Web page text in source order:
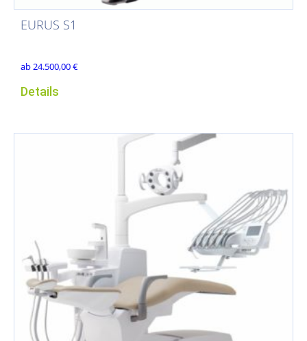
EURUS S1
ab24.500,00€
Details